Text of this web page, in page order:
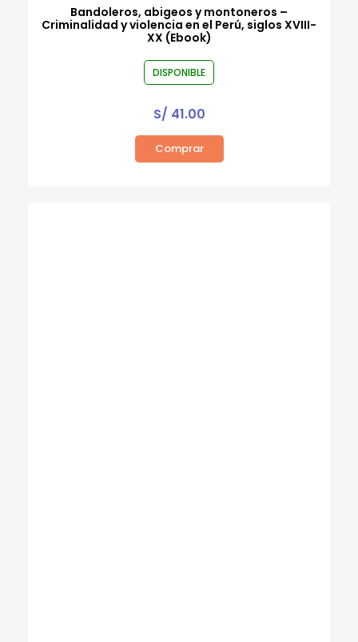
Bandoleros, abigeos y montoneros –
Criminalidad y violencia en el Perú, siglos XVIII-
XX (Ebook)
DISPONIBLE
S/ 41.00
Comprar